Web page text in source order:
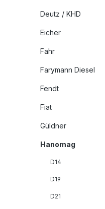
Deutz / KHD
Eicher
Fahr
Farymann Diesel
Fendt
Fiat
Güldner
Hanomag
D14
D19
D21